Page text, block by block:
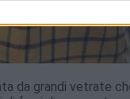
da grandi vetrate